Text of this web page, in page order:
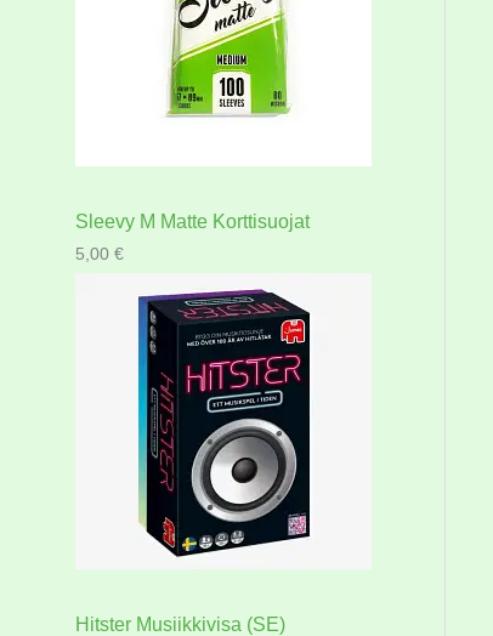
Sleevy M Matte Korttisuojat
5,00 €
Hitster Musiikkivisa (SE)